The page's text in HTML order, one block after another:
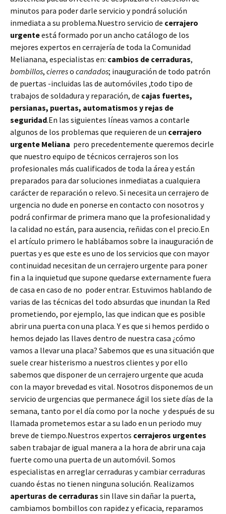
minutos para poder darle servicio y pondrá solución
inmediata a su problema.Nuestro servicio de cerrajero
urgenteestá formado por un ancho catálogo de los
mejores expertos en cerrajería de toda la Comunidad
Melianana, especialistas en: cambios de cerraduras,
bombillos, cierreso candados; inauguración de todo patrón
de puertas -incluidas las de automóviles ,todo tipo de
trabajos de soldadura y reparación, de cajas fuertes,
persianas, puertas, automatismos y rejas de
seguridad.En las siguientes líneas vamos a contarle
algunos de los problemas que requieren de un cerrajero
urgente Meliana pero precedentemente queremos decirle
que nuestro equipo de técnicos cerrajeros son los
profesionales más cualificados de toda la área y están
preparados para dar soluciones inmediatas a cualquiera
carácter de reparación o relevo. Si necesita un cerrajero de
urgencia no dude en ponerse en contacto con nosotros y
podrá confirmar de primera mano que la profesionalidad y
la calidad no están, para ausencia, reñidas con el precio.En
el artículo primero le hablábamos sobre la inauguración de
puertas y es que este es uno de los servicios que con mayor
continuidad necesitan de un cerrajero urgente para poner
fin a la inquietud que supone quedarse externamente fuera
de casa en caso de no poder entrar. Estuvimos hablando de
varias de las técnicas del todo absurdas que inundan la Red
prometiendo, por ejemplo, las que indican que es posible
abrir una puerta con una placa. Y es que si hemos perdido o
hemos dejado las llaves dentro de nuestra casa ¿cómo
vamos a llevar una placa? Sabemos que es una situación que
suele crear histerismo a nuestros clientes y por ello
sabemos que disponer de un cerrajero urgente que acuda
con la mayor brevedad es vital. Nosotros disponemos de un
servicio de urgencias que permanece ágil los siete días de la
semana, tanto por el día como por la noche y después de su
llamada prometemos estar a su lado en un periodo muy
breve de tiempo.Nuestros expertos cerrajeros urgentes
saben trabajar de igual manera a la hora de abrir una caja
fuerte como una puerta de un automóvil. Somos
especialistas en arreglar cerraduras y cambiar cerraduras
cuando éstas no tienen ninguna solución. Realizamos
aperturas de cerraduras sin llave sin dañar la puerta,
cambiamos bombillos con rapidez y eficacia, reparamos